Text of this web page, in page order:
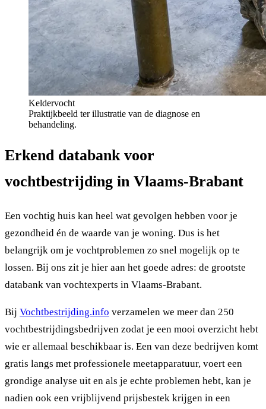
Keldervocht
Praktijkbeeld ter illustratie van de diagnose en
behandeling.
Erkend databank voor
vochtbestrijding in Vlaams-Brabant
Een vochtig huis kan heel wat gevolgen hebben voor je
gezondheid én de waarde van je woning. Dus is het
belangrijk om je vochtproblemen zo snel mogelijk op te
lossen. Bij ons zit je hier aan het goede adres: de grootste
databank van vochtexperts in Vlaams-Brabant.
Bij Vochtbestrijding.info verzamelen we meer dan 250
vochtbestrijdingsbedrijven zodat je een mooi overzicht hebt
wie er allemaal beschikbaar is. Een van deze bedrijven komt
gratis langs met professionele meetapparatuur, voert een
grondige analyse uit en als je echte problemen hebt, kan je
nadien ook een vrijblijvend prijsbestek krijgen in een